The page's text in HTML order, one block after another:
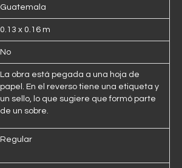
Guatemala
0.13 x 0.16 m
No
La obra está pegada a una hoja de
papel. En el reverso tiene una etiqueta y
un sello, lo que sugiere que formó parte
de un sobre.
Regular